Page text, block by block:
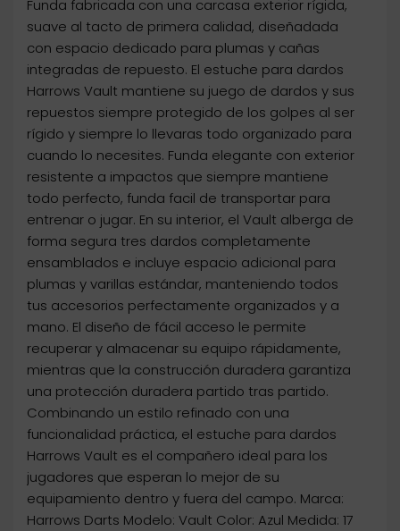
Funda fabricada con una carcasa exterior rígida,
suave al tacto de primera calidad, diseñadada
con espacio dedicado para plumas y cañas
integradas de repuesto. El estuche para dardos
Harrows Vault mantiene su juego de dardos y sus
repuestos siempre protegido de los golpes al ser
rígido y siempre lo llevaras todo organizado para
cuando lo necesites. Funda elegante con exterior
resistente a impactos que siempre mantiene
todo perfecto, funda facil de transportar para
entrenar o jugar. En su interior, el Vault alberga de
forma segura tres dardos completamente
ensamblados e incluye espacio adicional para
plumas y varillas estándar, manteniendo todos
tus accesorios perfectamente organizados y a
mano. El diseño de fácil acceso le permite
recuperar y almacenar su equipo rápidamente,
mientras que la construcción duradera garantiza
una protección duradera partido tras partido.
Combinando un estilo refinado con una
funcionalidad práctica, el estuche para dardos
Harrows Vault es el compañero ideal para los
jugadores que esperan lo mejor de su
equipamiento dentro y fuera del campo. Marca:
Harrows Darts Modelo: Vault Color: Azul Medida: 17